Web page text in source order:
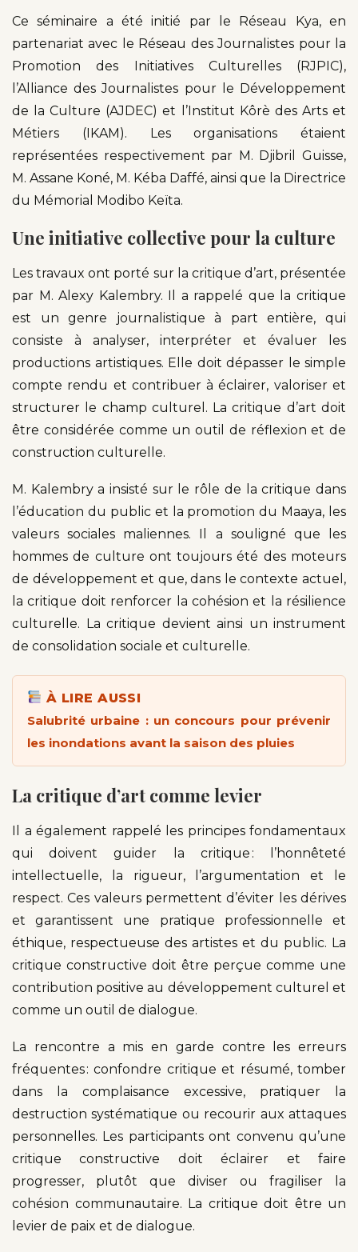
Ce séminaire a été initié par le Réseau Kya, en
partenariat avec le Réseau des Journalistes pour la
Promotion des Initiatives Culturelles (RJPIC),
l’Alliance des Journalistes pour le Développement
de la Culture (AJDEC) et l’Institut Kôrè des Arts et
Métiers (IKAM). Les organisations étaient
représentées respectivement par M. Djibril Guisse,
M. Assane Koné, M. Kéba Daffé, ainsi que la Directrice
du Mémorial Modibo Keïta.
Une initiative collective pour la culture
Les travaux ont porté sur la critique d’art, présentée
par M. Alexy Kalembry. Il a rappelé que la critique
est un genre journalistique à part entière, qui
consiste à analyser, interpréter et évaluer les
productions artistiques. Elle doit dépasser le simple
compte rendu et contribuer à éclairer, valoriser et
structurer le champ culturel. La critique d’art doit
être considérée comme un outil de réflexion et de
construction culturelle.
M. Kalembry a insisté sur le rôle de la critique dans
l’éducation du public et la promotion du Maaya, les
valeurs sociales maliennes. Il a souligné que les
hommes de culture ont toujours été des moteurs
de développement et que, dans le contexte actuel,
la critique doit renforcer la cohésion et la résilience
culturelle. La critique devient ainsi un instrument
de consolidation sociale et culturelle.
À LIRE AUSSI
Salubrité urbaine : un concours pour prévenir
les inondations avant la saison des pluies
La critique d’art comme levier
Il a également rappelé les principes fondamentaux
qui doivent guider la critique : l’honnêteté
intellectuelle, la rigueur, l’argumentation et le
respect. Ces valeurs permettent d’éviter les dérives
et garantissent une pratique professionnelle et
éthique, respectueuse des artistes et du public. La
critique constructive doit être perçue comme une
contribution positive au développement culturel et
comme un outil de dialogue.
La rencontre a mis en garde contre les erreurs
fréquentes : confondre critique et résumé, tomber
dans la complaisance excessive, pratiquer la
destruction systématique ou recourir aux attaques
personnelles. Les participants ont convenu qu’une
critique constructive doit éclairer et faire
progresser, plutôt que diviser ou fragiliser la
cohésion communautaire. La critique doit être un
levier de paix et de dialogue.